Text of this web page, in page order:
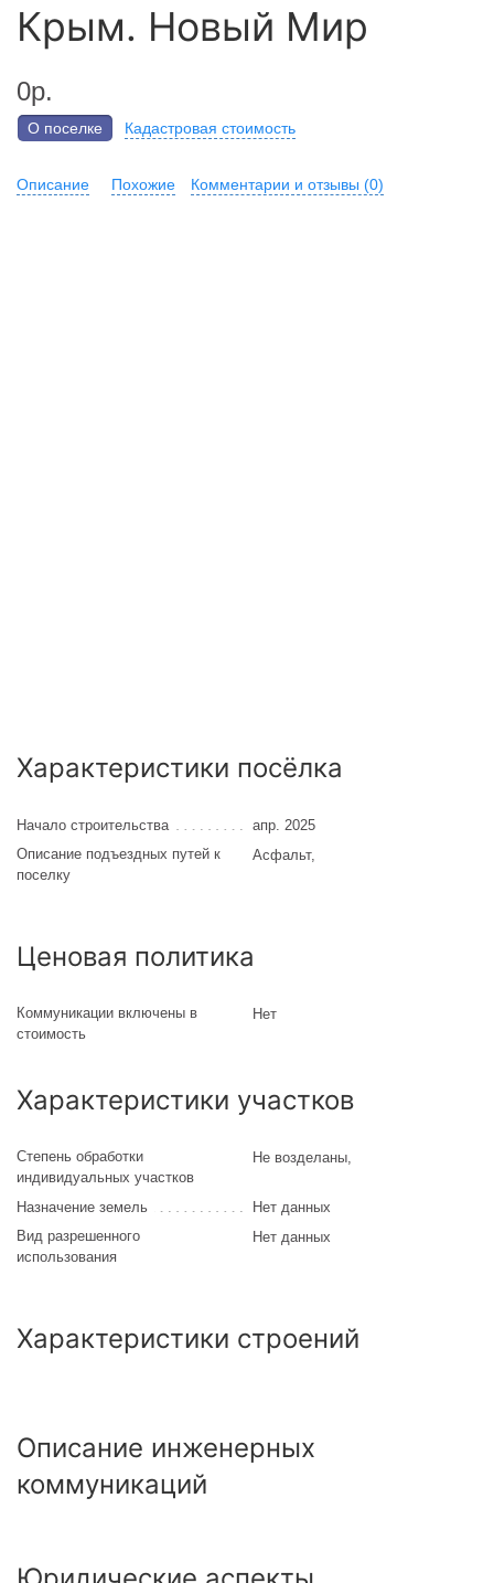
Крым. Новый Мир
0р.
О поселке Кадастровая стоимость
Описание Похожие Комментарии и отзывы (0)
Характеристики посёлка
Начало строительства
апр. 2025
Описание подъездных путей к
поселку
Асфальт,
Ценовая политика
Коммуникации включены в
стоимость
Нет
Характеристики участков
Степень обработки
индивидуальных участков
Не возделаны
Назначение земель
Нет данных
Вид разрешенного
использования
Нет данных
Характеристики строений
Описание инженерных
коммуникаций